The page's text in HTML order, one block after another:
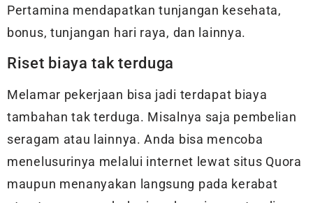
Pertamina mendapatkan tunjangan kesehata,
bonus, tunjangan hari raya, dan lainnya.
Riset biaya tak terduga
Melamar pekerjaan bisa jadi terdapat biaya
tambahan tak terduga. Misalnya saja pembelian
seragam atau lainnya. Anda bisa mencoba
menelusurinya melalui internet lewat situs Quora
maupun menanyakan langsung pada kerabat